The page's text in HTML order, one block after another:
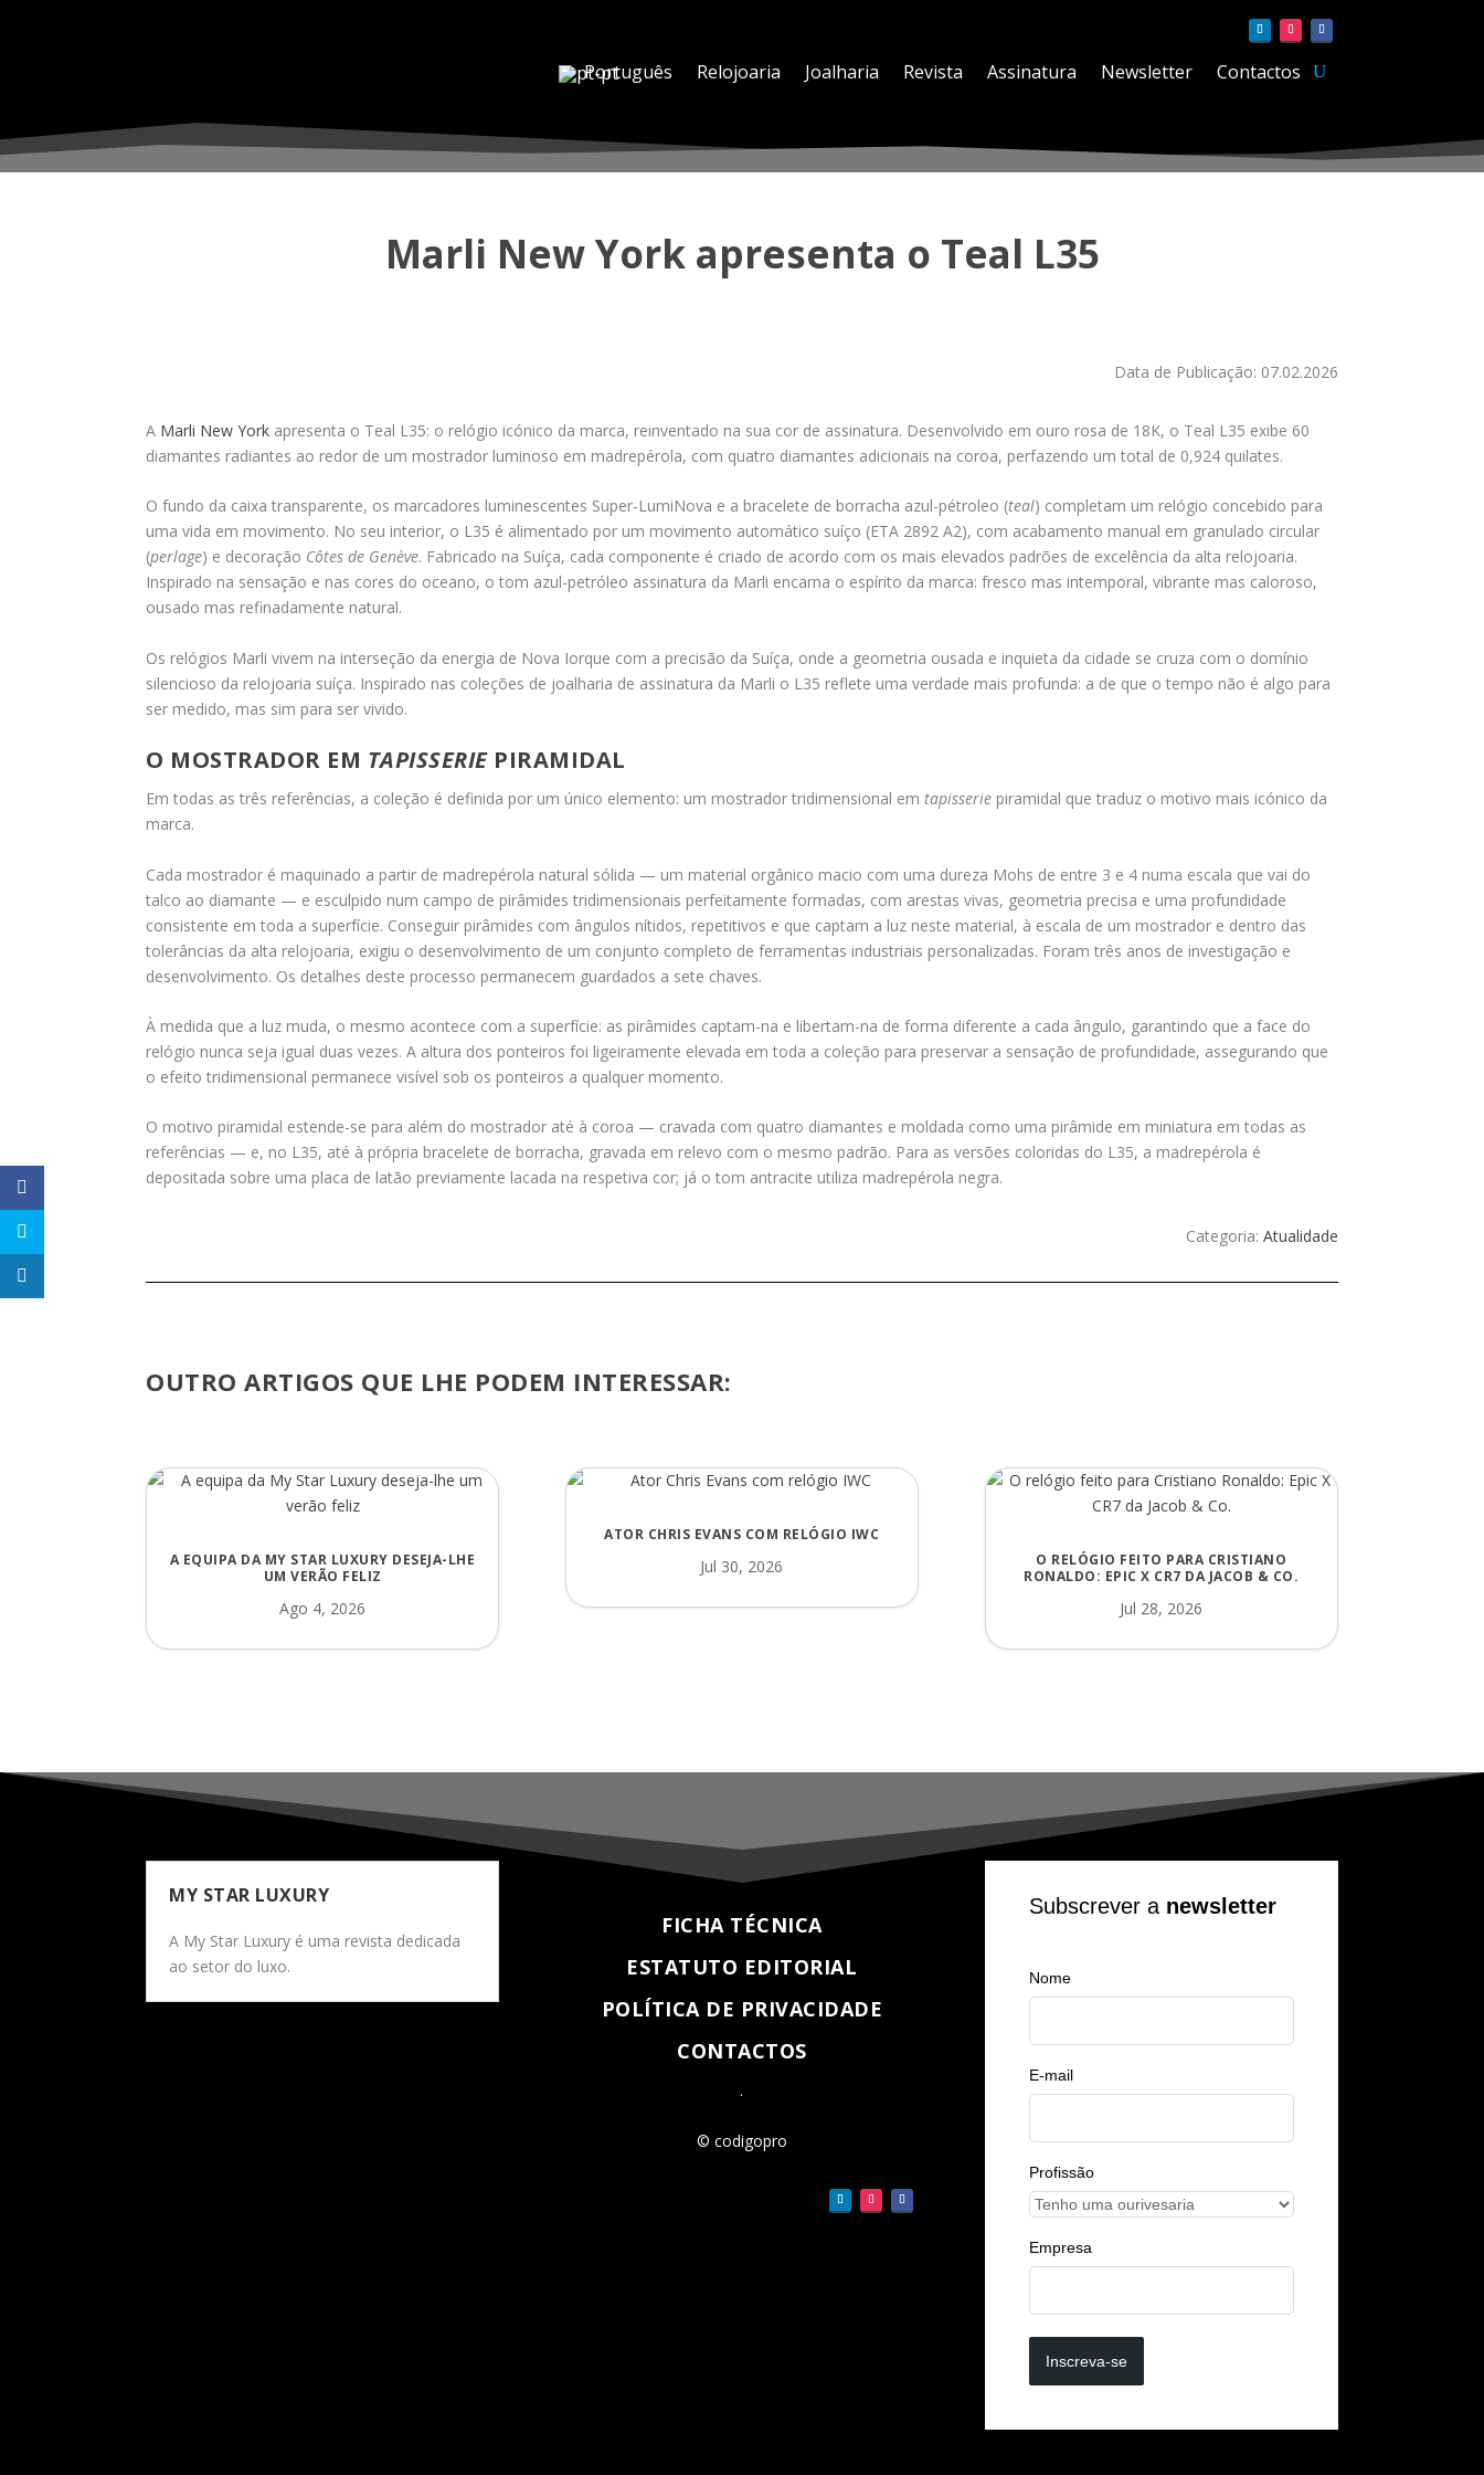
Português Relojoaria Joalharia Revista Assinatura Newsletter Contactos
Marli New York apresenta o Teal L35
Data de Publicação: 07.02.2026
A Marli New York apresenta o Teal L35: o relógio icónico da marca, reinventado na sua cor de assinatura. Desenvolvido em ouro rosa de 18K, o Teal L35 exibe 60
diamantes radiantes ao redor de um mostrador luminoso em madrepérola, com quatro diamantes adicionais na coroa, perfazendo um total de 0,924 quilates.
O fundo da caixa transparente, os marcadores luminescentes Super-LumiNova e a bracelete de borracha azul-pétroleo (teal) completam um relógio concebido para
uma vida em movimento. No seu interior, o L35 é alimentado por um movimento automático suíço (ETA 2892 A2), com acabamento manual em granulado circular
(perlage) e decoração Côtes de Genève. Fabricado na Suíça, cada componente é criado de acordo com os mais elevados padrões de excelência da alta relojoaria.
Inspirado na sensação e nas cores do oceano, o tom azul-petróleo assinatura da Marli encarna o espírito da marca: fresco mas intemporal, vibrante mas caloroso,
ousado mas refinadamente natural.
Os relógios Marli vivem na interseção da energia de Nova Iorque com a precisão da Suíça, onde a geometria ousada e inquieta da cidade se cruza com o domínio
silencioso da relojoaria suíça. Inspirado nas coleções de joalharia de assinatura da Marli o L35 reflete uma verdade mais profunda: a de que o tempo não é algo para
ser medido, mas sim para ser vivido.
O MOSTRADOR EM TAPISSERIEPIRAMIDAL
Em todas as três referências, a coleção é definida por um único elemento: um mostrador tridimensional em tapisserie piramidal que traduz o motivo mais icónico da
marca.
Cada mostrador é maquinado a partir de madrepérola natural sólida — um material orgânico macio com uma dureza Mohs de entre 3 e 4 numa escala que vai do
talco ao diamante — e esculpido num campo de pirâmides tridimensionais perfeitamente formadas, com arestas vivas, geometria precisa e uma profundidade
consistente em toda a superfície. Conseguir pirâmides com ângulos nítidos, repetitivos e que captam a luz neste material, à escala de um mostrador e dentro das
tolerâncias da alta relojoaria, exigiu o desenvolvimento de um conjunto completo de ferramentas industriais personalizadas. Foram três anos de investigação e
desenvolvimento. Os detalhes deste processo permanecem guardados a sete chaves.
À medida que a luz muda, o mesmo acontece com a superfície: as pirâmides captam-na e libertam-na de forma diferente a cada ângulo, garantindo que a face do
relógio nunca seja igual duas vezes. A altura dos ponteiros foi ligeiramente elevada em toda a coleção para preservar a sensação de profundidade, assegurando que
o efeito tridimensional permanece visível sob os ponteiros a qualquer momento.
O motivo piramidal estende-se para além do mostrador até à coroa — cravada com quatro diamantes e moldada como uma pirâmide em miniatura em todas as
referências — e, no L35, até à própria bracelete de borracha, gravada em relevo com o mesmo padrão. Para as versões coloridas do L35, a madrepérola é
depositada sobre uma placa de latão previamente lacada na respetiva cor; já o tom antracite utiliza madrepérola negra.
Categoria: Atualidade
OUTRO ARTIGOS QUE LHE PODEM INTERESSAR:
A EQUIPA DA MY STAR LUXURY DESEJA-LHE
UM VERÃO FELIZ
Ago 4, 2026
ATOR CHRIS EVANS COM RELÓGIO IWC
Jul 30, 2026
O RELÓGIO FEITO PARA CRISTIANO
RONALDO: EPIC X CR7 DA JACOB & CO.
Jul 28, 2026
MY STAR LUXURY
A My Star Luxury é uma revista dedicada
ao setor do luxo.
FICHA TÉCNICA
ESTATUTO EDITORIAL
POLÍTICA DE PRIVACIDADE
CONTACTOS
.
© codigopro
Subscrever anewsletter
Nome
E-mail
Profissão
Empresa
Inscreva-se